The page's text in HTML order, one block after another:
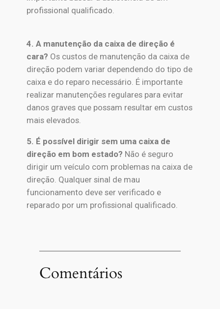
profissional qualificado.
4. A manutenção da caixa de direção é
cara? Os custos de manutenção da caixa de
direção podem variar dependendo do tipo de
caixa e do reparo necessário. É importante
realizar manutenções regulares para evitar
danos graves que possam resultar em custos
mais elevados.
5. É possível dirigir sem uma caixa de
direção em bom estado? Não é seguro
dirigir um veículo com problemas na caixa de
direção. Qualquer sinal de mau
funcionamento deve ser verificado e
reparado por um profissional qualificado.
Comentários